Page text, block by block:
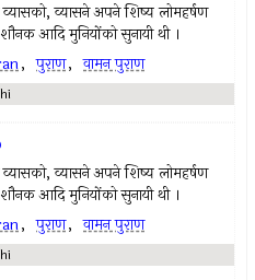
व्यासको, व्यासने अपने शिष्य लोमहर्षण
आदि मुनियोंको सुनायी थी ।
, पुराण, वामन पुराण
व्यासको, व्यासने अपने शिष्य लोमहर्षण
आदि मुनियोंको सुनायी थी ।
, पुराण, वामन पुराण